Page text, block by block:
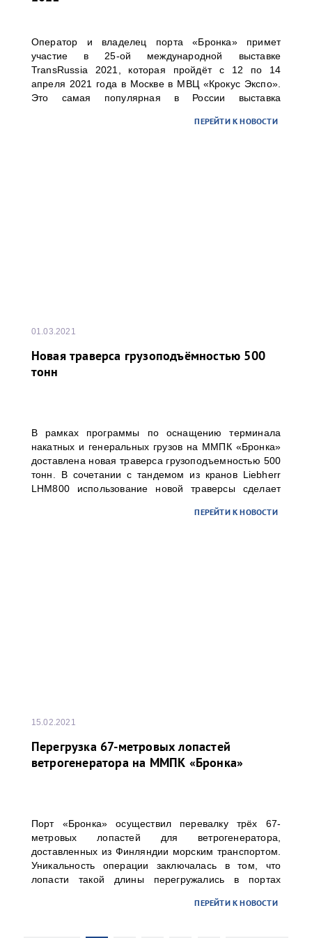
Оператор и владелец порта «Бронка» примет
участие в 25-ой международной выставке
TransRussia 2021, которая пройдёт с 12 по 14
апреля 2021 года в Москве в МВЦ «Крокус Экспо».
Это самая популярная в России выставка
ПЕРЕЙТИ К НОВОСТИ
01.03.2021
Новая траверса грузоподъёмностью 500
тонн
В рамках программы по оснащению терминала
накатных и генеральных грузов на ММПК «Бронка»
доставлена новая траверса грузоподъемностью 500
тонн. В сочетании с тандемом из кранов Liebherr
LHM800 использование новой траверсы сделает
грузовых единиц весом до 500 тонн, что особенно
ПЕРЕЙТИ К НОВОСТИ
15.02.2021
Перегрузка 67-метровых лопастей
ветрогенератора на ММПК «Бронка»
Порт «Бронка» осуществил перевалку трёх 67-
метровых лопастей для ветрогенератора,
доставленных из Финляндии морским транспортом.
Уникальность операции заключалась в том, что
лопасти такой длины перегружались в портах
ПЕРЕЙТИ К НОВОСТИ